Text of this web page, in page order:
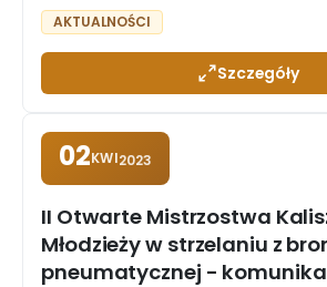
AKTUALNOŚCI
Szczegóły
02KWI2023
II Otwarte Mistrzostwa
Młodzieży w strzelaniu z
pneumatycznej -